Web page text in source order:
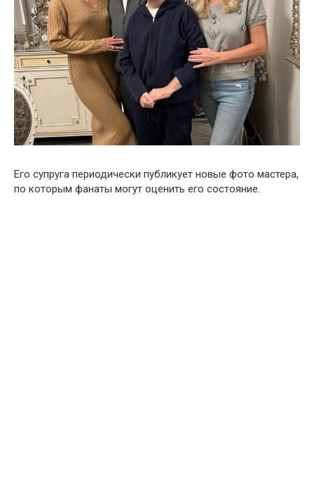
Его супруга периодически публикует новые фото мастера,
по которым фанаты могут оценить его состояние.